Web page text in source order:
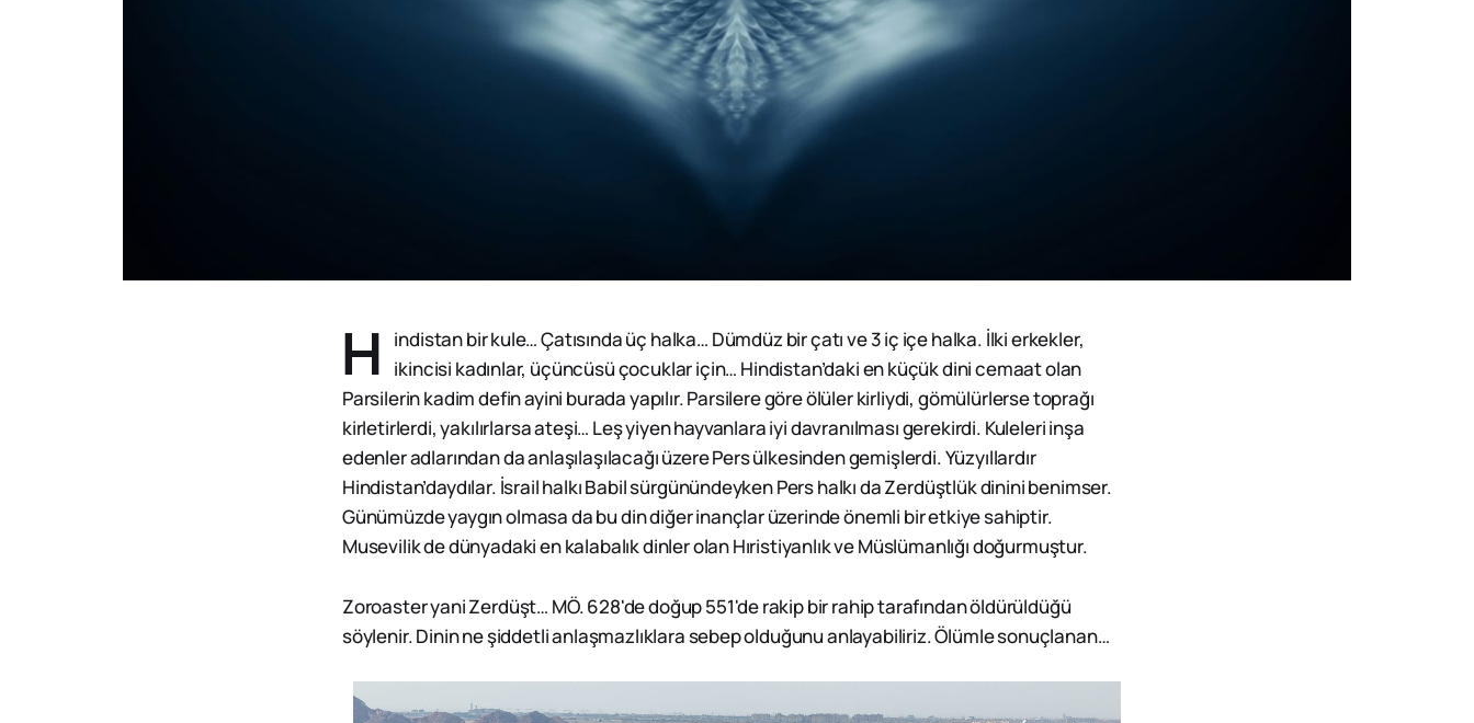
H
indistan bir kule… Çatısında üç halka… Dümdüz bir çatı ve 3 iç içe halka. İlki erkekler,
ikincisi kadınlar, üçüncüsü çocuklar için… Hindistan’daki en küçük dini cemaat olan
Parsilerin kadim defin ayini burada yapılır. Parsilere göre ölüler kirliydi, gömülürlerse toprağı
kirletirlerdi, yakılırlarsa ateşi… Leş yiyen hayvanlara iyi davranılması gerekirdi. Kuleleri inşa
edenler adlarından da anlaşılaşılacağı üzere Pers ülkesinden gemişlerdi. Yüzyıllardır
Hindistan’daydılar. İsrail halkı Babil sürgünündeyken Pers halkı da Zerdüştlük dinini benimser.
Günümüzde yaygın olmasa da bu din diğer inançlar üzerinde önemli bir etkiye sahiptir.
Musevilik de dünyadaki en kalabalık dinler olan Hıristiyanlık ve Müslümanlığı doğurmuştur.
Zoroaster yani Zerdüşt… MÖ. 628'de doğup 551'de rakip bir rahip tarafından öldürüldüğü
söylenir. Dinin ne şiddetli anlaşmazlıklara sebep olduğunu anlayabiliriz. Ölümle sonuçlanan…